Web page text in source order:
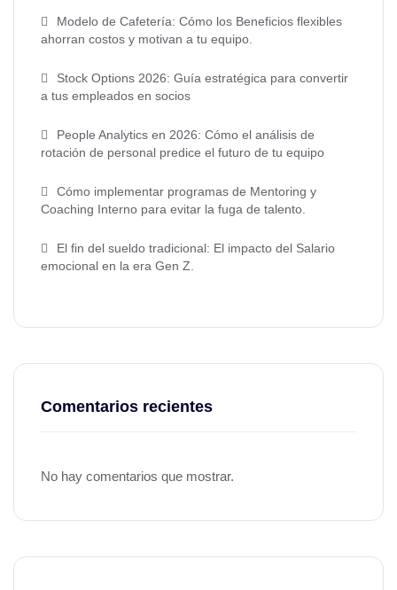
Modelo de Cafetería: Cómo los Beneficios flexibles
ahorran costos y motivan a tu equipo.
Stock Options 2026: Guía estratégica para convertir
a tus empleados en socios
People Analytics en 2026: Cómo el análisis de
rotación de personal predice el futuro de tu equipo
Cómo implementar programas de Mentoring y
Coaching Interno para evitar la fuga de talento.
El fin del sueldo tradicional: El impacto del Salario
emocional en la era Gen Z.
Comentarios recientes
No hay comentarios que mostrar.